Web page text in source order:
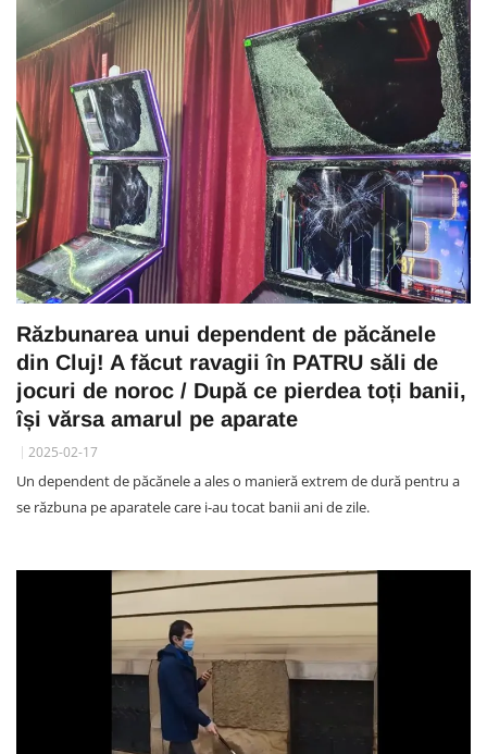
Răzbunarea unui dependent de păcănele
din Cluj! A făcut ravagii în PATRU săli de
jocuri de noroc / După ce pierdea toți banii,
își vărsa amarul pe aparate
2025-02-17
Un dependent de păcănele a ales o manieră extrem de dură pentru a
se răzbuna pe aparatele care i-au tocat banii ani de zile.